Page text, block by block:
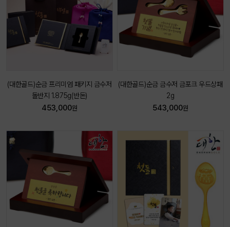
(대한골드)순금 프리미엄 패키지 금수저
돌반지 1.875g(반돈)
453,000원
(대한골드)순금 금수저 금포크 우드상패
2g
543,000원